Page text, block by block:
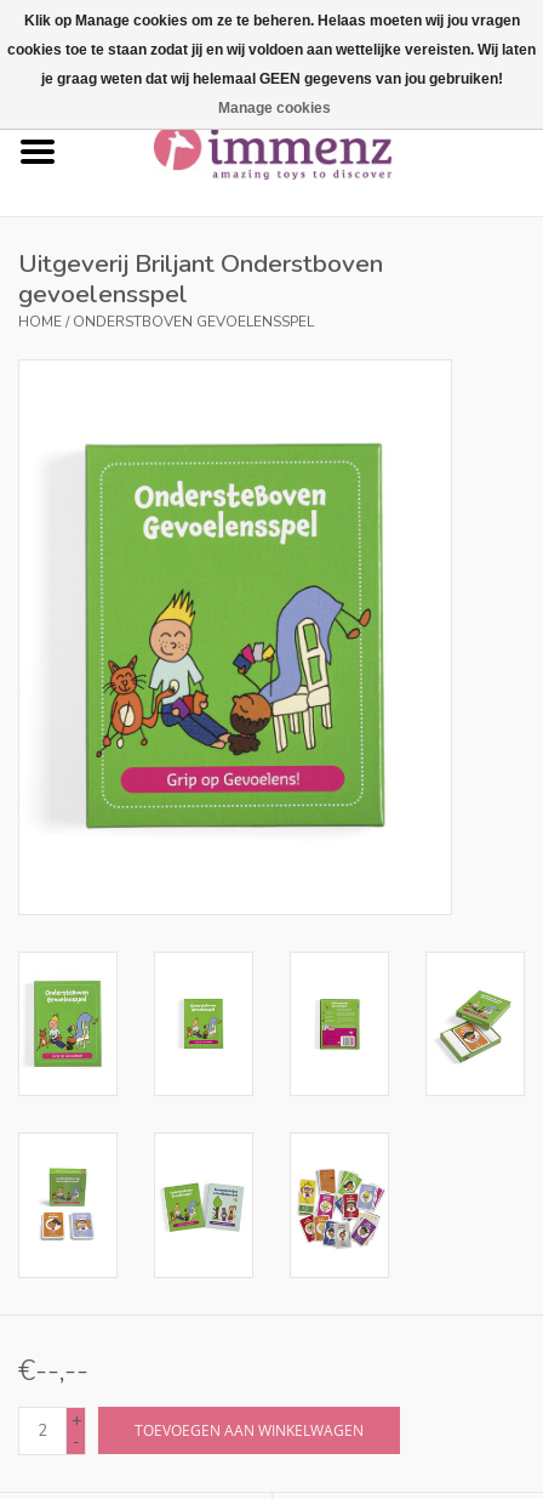
NIEUW in ons assortiment!
Onze merken
Professionals
Uitgeverij Briljant Onderstboven
gevoelensspel
HOME/ONDERSTBOVEN GEVOELENSSPEL
€--,--
+
-
TOEVOEGEN AAN WINKELWAGEN
Klik op Manage cookies om ze te beheren. Helaas moeten wij jou vragen
cookies toe te staan zodat jij en wij voldoen aan wettelijke vereisten. Wij laten
je graag weten dat wij helemaal GEEN gegevens van jou gebruiken!
Manage cookies